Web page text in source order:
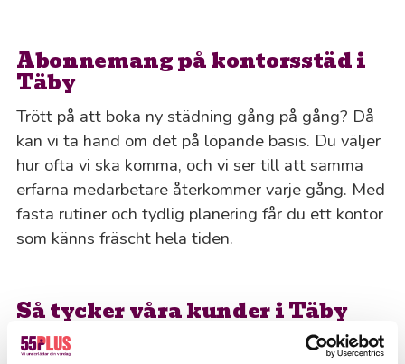
Abonnemang på kontorsstäd i
Täby
Trött på att boka ny städning gång på gång? Då
kan vi ta hand om det på löpande basis. Du väljer
hur ofta vi ska komma, och vi ser till att samma
erfarna medarbetare återkommer varje gång. Med
fasta rutiner och tydlig planering får du ett kontor
som känns fräscht hela tiden.
Så tycker våra kunder i Täby
Vi har 4,5 på Trustpilot! Bli lika nöjd som tusentals